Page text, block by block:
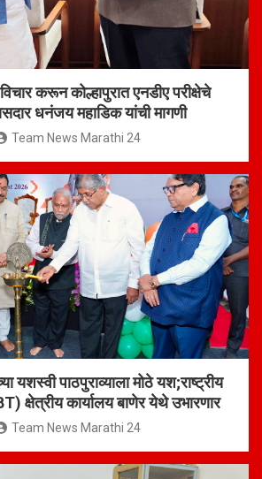
विचार करून कोल्हापुरात एनडीए परीक्षेचे
धनंजय महाडिक यांची मागणी
Team News Marathi 24
यशस्वी पाठपुराव्याला मोठे यश;राष्ट्रीय
क्षेत्रीय कार्यालय बाणेर येथे उभारणार
Team News Marathi 24